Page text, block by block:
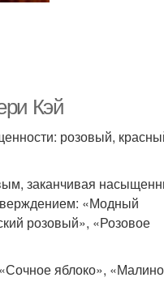
Кэй
розовый,
заканчивая
«Модный
розовый», «Розовое
яблоко»,